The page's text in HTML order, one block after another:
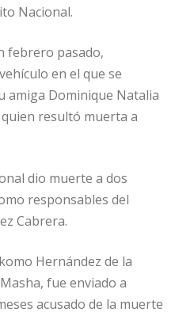
Nacional.
febrero pasado,
en el que se
amiga Dominique Natalia
resultó muerta a
dio muerte a dos
responsables del
Cabrera.
Hernández de la
fue enviado a
acusado de la muerte